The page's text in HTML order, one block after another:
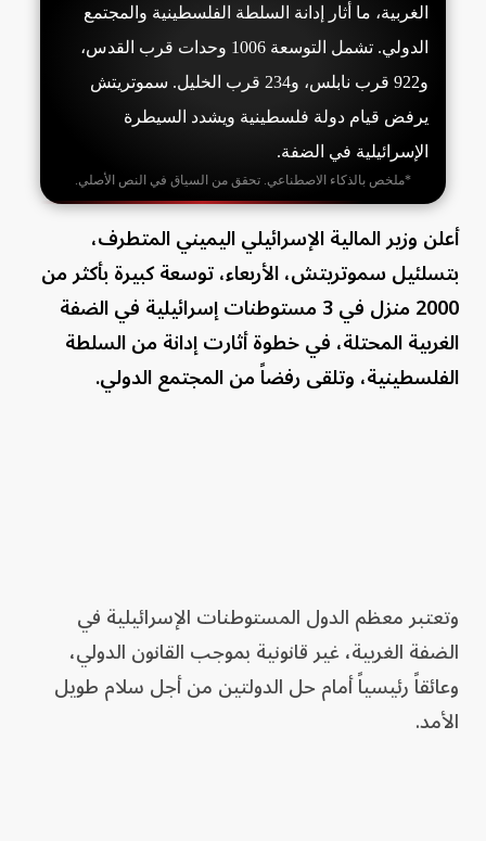
الغربية، ما أثار إدانة السلطة الفلسطينية والمجتمع
الدولي. تشمل التوسعة 1006 وحدات قرب القدس،
و922 قرب نابلس، و234 قرب الخليل. سموتريتش
يرفض قيام دولة فلسطينية ويشدد السيطرة
الإسرائيلية في الضفة.
*ملخص بالذكاء الاصطناعي. تحقق من السياق في النص الأصلي.
أعلن وزير المالية الإسرائيلي اليميني المتطرف،
بتسلئيل سموتريتش، الأربعاء، توسعة كبيرة بأكثر من
2000 منزل في 3 مستوطنات إسرائيلية في الضفة
الغربية المحتلة، في خطوة أثارت إدانة من السلطة
الفلسطينية، وتلقى رفضاً من المجتمع الدولي.
وتعتبر معظم الدول المستوطنات الإسرائيلية في
الضفة الغربية، غير قانونية بموجب القانون الدولي،
وعائقاً رئيسياً أمام حل الدولتين من أجل سلام طويل
الأمد.